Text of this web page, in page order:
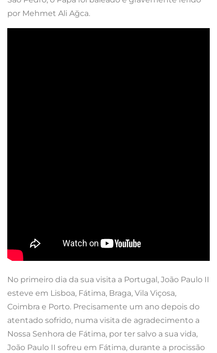
por Mehmet Ali Ağca.
No primeiro dia da sua visita a Portugal, João Paulo II
esteve em Lisboa, Fátima, Braga, Vila Viçosa,
Coimbra e Porto. Precisamente um ano depois do
atentado sofrido, numa visita de agradecimento a
Nossa Senhora de Fátima, por ter salvo a sua vida,
João Paulo II sofreu em Fátima, durante a procissão